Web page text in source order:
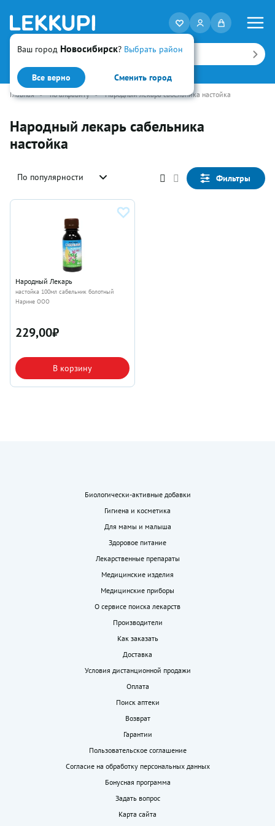
Ваш город Новосибирск? Выбрать район
Все верно Сменить город
Искать
Главная • по алфавиту • Народный лекарь сабельника настойка
Народный лекарь сабельника
настойка
По популярности Фильтры
Народный Лекарь
настойка 100мл сабельник болотный
Нарине ООО
229,00₽
В корзину
Биологически-активные добавки
Гигиена и косметика
Для мамы и малыша
Здоровое питание
Лекарственные препараты
Медицинские изделия
Медицинские приборы
О сервисе поиска лекарств
Производители
Как заказать
Доставка
Условия дистанционной продажи
Оплата
Поиск аптеки
Возврат
Гарантии
Пользовательское соглашение
Согласие на обработку персональных данных
Бонусная программа
Задать вопрос
Карта сайта